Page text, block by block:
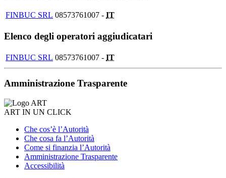
FINBUC SRL 08573761007 - IT
Elenco degli operatori aggiudicatari
FINBUC SRL 08573761007 - IT
Amministrazione Trasparente
ART IN UN CLICK
Che cos’è l’Autorità
Che cosa fa l’Autorità
Come si finanzia l’Autorità
Amministrazione Trasparente
Accessibilità